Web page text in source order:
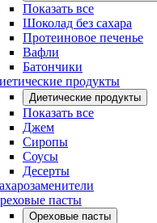
Показать все
Шоколад без сахара
Протеиновое печенье
Вафли
Батончики
продукты
Диетические продукты
Показать все
Джем
Сиропы
Соусы
Десерты
пасты
Ореховые пасты